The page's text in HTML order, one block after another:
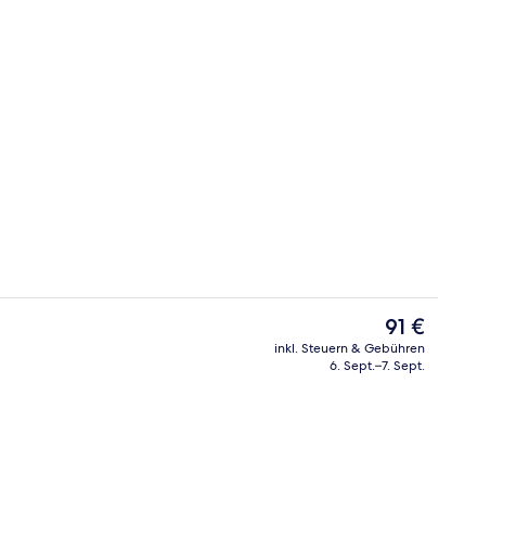
Der
aktuelle
Preis
91 €
inkl. Steuern & Gebühren
6. Sept.–7. Sept.